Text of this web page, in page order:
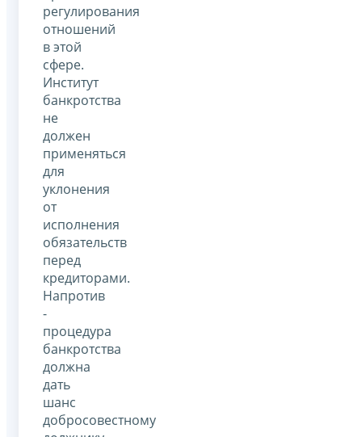
регулирования
отношений
в этой
сфере.
Институт
банкротства
не
должен
применяться
для
уклонения
от
исполнения
обязательств
перед
кредиторами.
Напротив
-
процедура
банкротства
должна
дать
шанс
добросовестному